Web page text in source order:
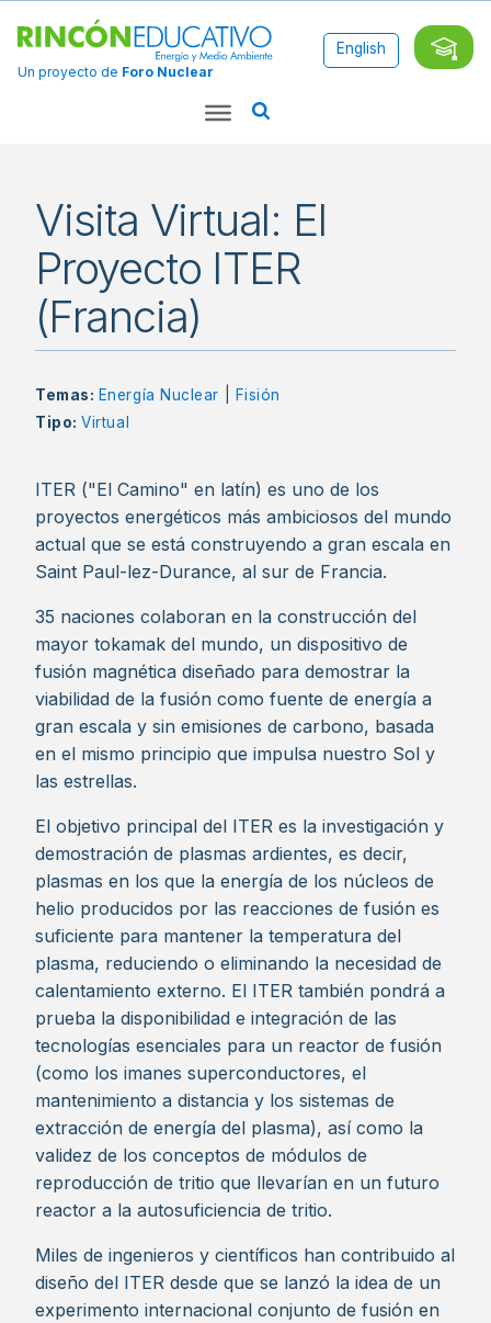
Un proyecto de Foro Nuclear
English
Visita Virtual: El
Proyecto ITER
(Francia)
Temas: Energía Nuclear
Fisión
Tipo:Virtual
ITER ("El Camino" en latín) es uno de los
proyectos energéticos más ambiciosos del mundo
actual que se está construyendo a gran escala en
Saint Paul-lez-Durance, al sur de Francia.
35 naciones colaboran en la construcción del
mayor tokamak del mundo, un dispositivo de
fusión magnética diseñado para demostrar la
viabilidad de la fusión como fuente de energía a
gran escala y sin emisiones de carbono, basada
en el mismo principio que impulsa nuestro Sol y
las estrellas.
El objetivo principal del ITER es la investigación y
demostración de plasmas ardientes, es decir,
plasmas en los que la energía de los núcleos de
helio producidos por las reacciones de fusión es
suficiente para mantener la temperatura del
plasma, reduciendo o eliminando la necesidad de
calentamiento externo. El ITER también pondrá a
prueba la disponibilidad e integración de las
tecnologías esenciales para un reactor de fusión
(como los imanes superconductores, el
mantenimiento a distancia y los sistemas de
extracción de energía del plasma), así como la
validez de los conceptos de módulos de
reproducción de tritio que llevarían en un futuro
reactor a la autosuficiencia de tritio.
Miles de ingenieros y científicos han contribuido al
diseño del ITER desde que se lanzó la idea de un
experimento internacional conjunto de fusión en